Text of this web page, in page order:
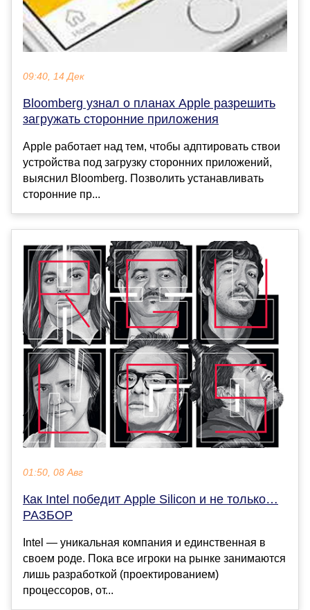
09:40, 14 Дек
Bloomberg узнал о планах Apple разрешить
загружать сторонние приложения
Apple работает над тем, чтобы адптировать ствои
устройства под загрузку сторонних приложений,
выяснил Bloomberg. Позволить устанавливать
сторонние пр...
01:50, 08 Авг
Как Intel победит Apple Silicon и не только…
РАЗБОР
Intel — уникальная компания и единственная в
своем роде. Пока все игроки на рынке занимаются
лишь разработкой (проектированием)
процессоров, от...